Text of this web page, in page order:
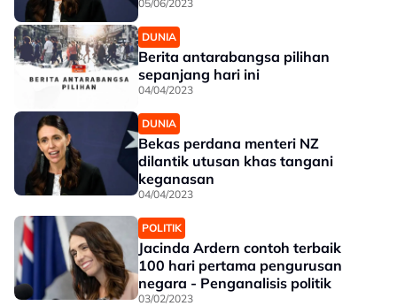
05/06/2023
DUNIA
Berita antarabangsa pilihan
sepanjang hari ini
04/04/2023
DUNIA
Bekas perdana menteri NZ
dilantik utusan khas tangani
keganasan
04/04/2023
POLITIK
Jacinda Ardern contoh terbaik
100 hari pertama pengurusan
negara - Penganalisis politik
03/02/2023